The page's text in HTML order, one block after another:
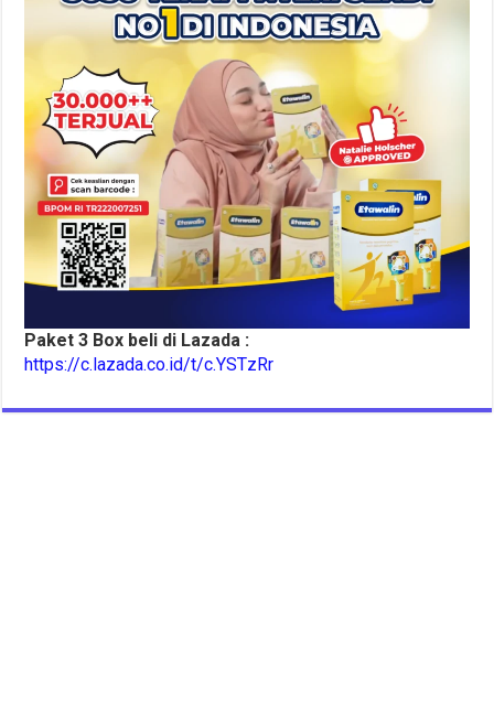
Paket 3 Box beli di Lazada :
https://c.lazada.co.id/t/c.YSTzRr